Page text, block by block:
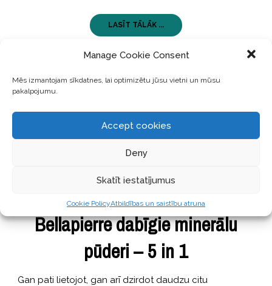
Manage Cookie Consent
Mēs izmantojam sīkdatnes, lai optimizētu jūsu vietni un mūsu
pakalpojumu.
Accept cookies
Deny
Skatīt iestatījumus
Cookie PolicyAtbildības un saistību atruna
LASĪT TĀLĀK ...
Bellapierre dabīgie minerālu
pūderi – 5 in 1
Gan pati lietojot, gan arī dzirdot daudzu citu